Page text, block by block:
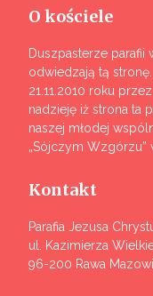
O kościele
Duszpasterze parafii
odwiedzają tą
21.11.2010 roku
nadzieję iż strona ta
naszej młodej
„Sójczym Wzgórzu”
Kontakt
Parafia Jezusa
ul. Kazimierza
96-200 Rawa